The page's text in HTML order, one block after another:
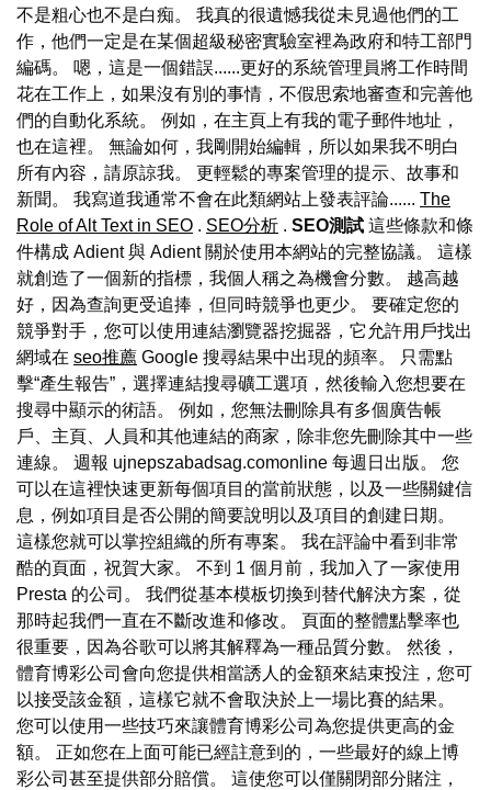
不是粗心也不是白痴。 我真的很遺憾我從未見過他們的工
作，他們一定是在某個超級秘密實驗室裡為政府和特工部門
編碼。 嗯，這是一個錯誤......更好的系統管理員將工作時間
花在工作上，如果沒有別的事情，不假思索地審查和完善他
們的自動化系統。 例如，在主頁上有我的電子郵件地址，
也在這裡。 無論如何，我剛開始編輯，所以如果我不明白
所有內容，請原諒我。 更輕鬆的專案管理的提示、故事和
新聞。 我寫道我通常不會在此類網站上發表評論...... The
Role of Alt Text in SEO . SEO分析 . SEO測試 這些條款和條
件構成 Adient 與 Adient 關於使用本網站的完整協議。 這樣
就創造了一個新的指標，我個人稱之為機會分數。 越高越
好，因為查詢更受追捧，但同時競爭也更少。 要確定您的
競爭對手，您可以使用連結瀏覽器挖掘器，它允許用戶找出
網域在 seo推薦 Google 搜尋結果中出現的頻率。 只需點
擊“產生報告”，選擇連結搜尋礦工選項，然後輸入您想要在
搜尋中顯示的術語。 例如，您無法刪除具有多個廣告帳
戶、主頁、人員和其他連結的商家，除非您先刪除其中一些
連線。 週報 ujnepszabadsag.comonline 每週日出版。 您
可以在這裡快速更新每個項目的當前狀態，以及一些關鍵信
息，例如項目是否公開的簡要說明以及項目的創建日期。
這樣您就可以掌控組織的所有專案。 我在評論中看到非常
酷的頁面，祝賀大家。 不到 1 個月前，我加入了一家使用
Presta 的公司。 我們從基本模板切換到替代解決方案，從
那時起我們一直在不斷改進和修改。 頁面的整體點擊率也
很重要，因為谷歌可以將其解釋為一種品質分數。 然後，
體育博彩公司會向您提供相當誘人的金額來結束投注，您可
以接受該金額，這樣它就不會取決於上一場比賽的結果。
您可以使用一些技巧來讓體育博彩公司為您提供更高的金
額。 正如您在上面可能已經註意到的，一些最好的線上博
彩公司甚至提供部分賠償。 這使您可以僅關閉部分賭注，